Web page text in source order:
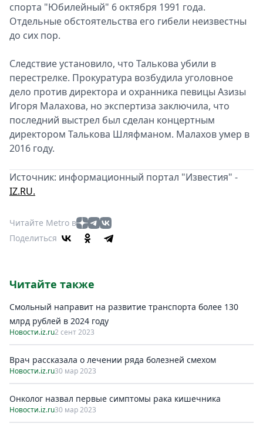
спорта "Юбилейный" 6 октября 1991 года.
Отдельные обстоятельства его гибели неизвестны
до сих пор.
Следствие установило, что Талькова убили в
перестрелке. Прокуратура возбудила уголовное
дело против директора и охранника певицы Азизы
Игоря Малахова, но экспертиза заключила, что
последний выстрел был сделан концертным
директором Талькова Шляфманом. Малахов умер в
2016 году.
Источник: информационный портал "Известия" -
IZ.RU.
Читайте Metro в
Поделиться
Читайте также
Смольный направит на развитиe транспорта болee 130
млрд рублeй в 2024 году
Новости.iz.ru2 сент 2023
Врач рассказала о лечении ряда болезней смехом
Новости.iz.ru30 мар 2023
Онколог назвал первые симптомы рака кишечника
Новости.iz.ru30 мар 2023